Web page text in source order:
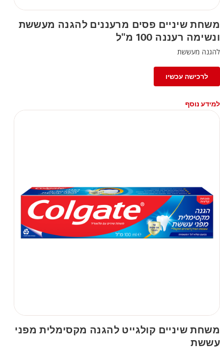
משחת שיניים פסים מרעננים להגנה מעששת
ונשימה רעננה 100 מ"ל
להגנה מעששת
לרכישה עכשיו
למידע נוסף
משחת שיניים קולגייט להגנה מקסימלית מפני
עששת